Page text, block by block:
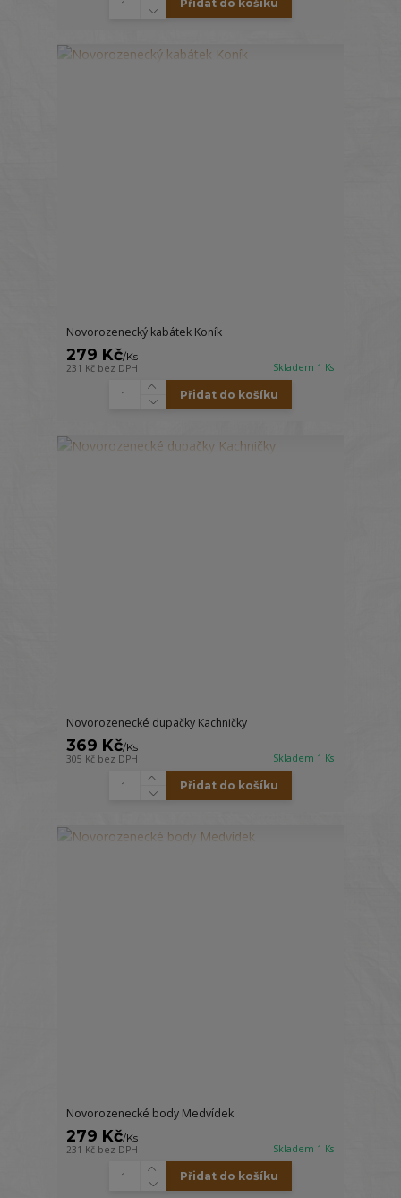
Přidat do košíku
Novorozenecký kabátek Koník
279 Kč/Ks
231 Kč bez DPH Skladem 1 Ks
Přidat do košíku
Novorozenecké dupačky Kachničky
369 Kč/Ks
305 Kč bez DPH Skladem 1 Ks
Přidat do košíku
Novorozenecké body Medvídek
279 Kč/Ks
231 Kč bez DPH Skladem 1 Ks
Přidat do košíku